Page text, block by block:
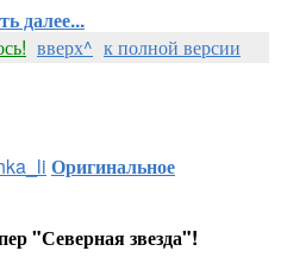
далее...
вверх^ к полной версии
Оригинальное
"Северная звезда"!